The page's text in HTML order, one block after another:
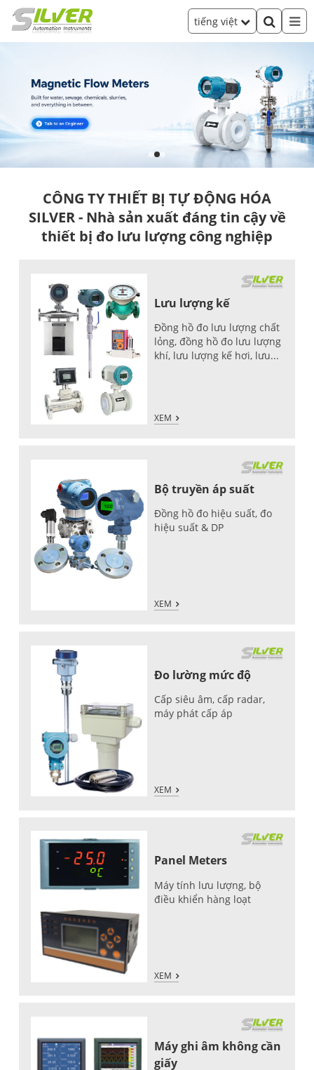
tiếng việt
CÔNG TY THIẾT BỊ TỰ ĐỘNG HÓA
SILVER - Nhà sản xuất đáng tin cậy về
thiết bị đo lưu lượng công nghiệp
Lưu lượng kế
Đồng hồ đo lưu lượng chất
lỏng, đồng hồ đo lưu lượng
khí, lưu lượng kế hơi, lưu...
XEM
Bộ truyền áp suất
Đồng hồ đo hiệu suất, đo
hiệu suất & DP
XEM
Đo lường mức độ
Cấp siêu âm, cấp radar,
máy phát cấp áp
XEM
Panel Meters
Máy tính lưu lượng, bộ
điều khiển hàng loạt
XEM
Máy ghi âm không cần
giấy